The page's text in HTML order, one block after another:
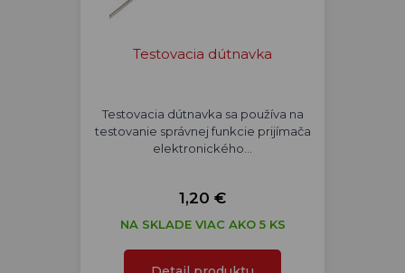
Testovacia dútnavka
Testovacia dútnavka sa používa na
testovanie správnej funkcie prijímača
elektronického…
1,20 €
NA SKLADE VIAC AKO 5 KS